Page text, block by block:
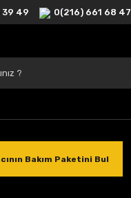
39 49 0(216) 661 68 47
Bakım Paketini Bul